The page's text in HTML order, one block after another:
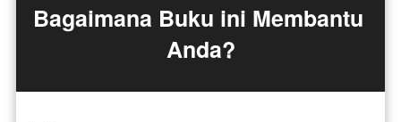
Bagaimana Buku ini Membantu
Anda?